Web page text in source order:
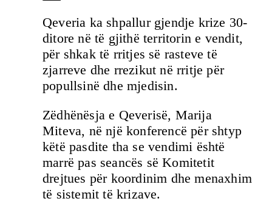
Qeveria ka shpallur gjendje krize 30-
ditore në të gjithë territorin e vendit,
për shkak të rritjes së rasteve të
zjarreve dhe rrezikut në rritje për
popullsinë dhe mjedisin.
Zëdhënësja e Qeverisë, Marija
Miteva, në një konferencë për shtyp
këtë pasdite tha se vendimi është
marrë pas seancës së Komitetit
drejtues për koordinim dhe menaxhim
të sistemit të krizave.